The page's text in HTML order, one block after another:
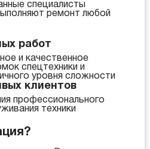
специалисты
ремонт любой
работ
и качественное
спецтехники и
уровня сложности
клиентов
профессионального
техники